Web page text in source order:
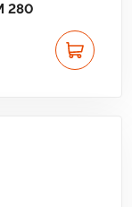
280